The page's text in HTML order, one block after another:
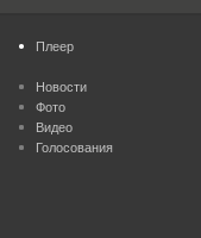
Плеер
Новости
Фото
Видео
Голосования